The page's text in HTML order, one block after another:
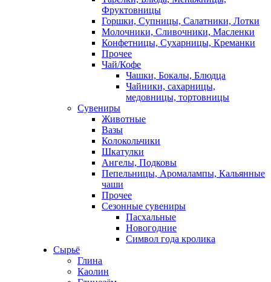
Фруктовницы
Горшки, Супницы, Салатники, Лотки
Молочники, Сливочники, Масленки
Конфетницы, Сухарницы, Креманки
Прочее
Чай/Кофе
Чашки, Бокалы, Блюдца
Чайники, сахарницы,
медовницы, тортовницы
Сувениры
Животные
Вазы
Колокольчики
Шкатулки
Ангелы, Подковы
Пепельницы, Аромалампы, Кальянные
чаши
Прочее
Сезонные сувениры
Пасхальные
Новогодние
Символ года кролика
Сырьё
Глина
Каолин